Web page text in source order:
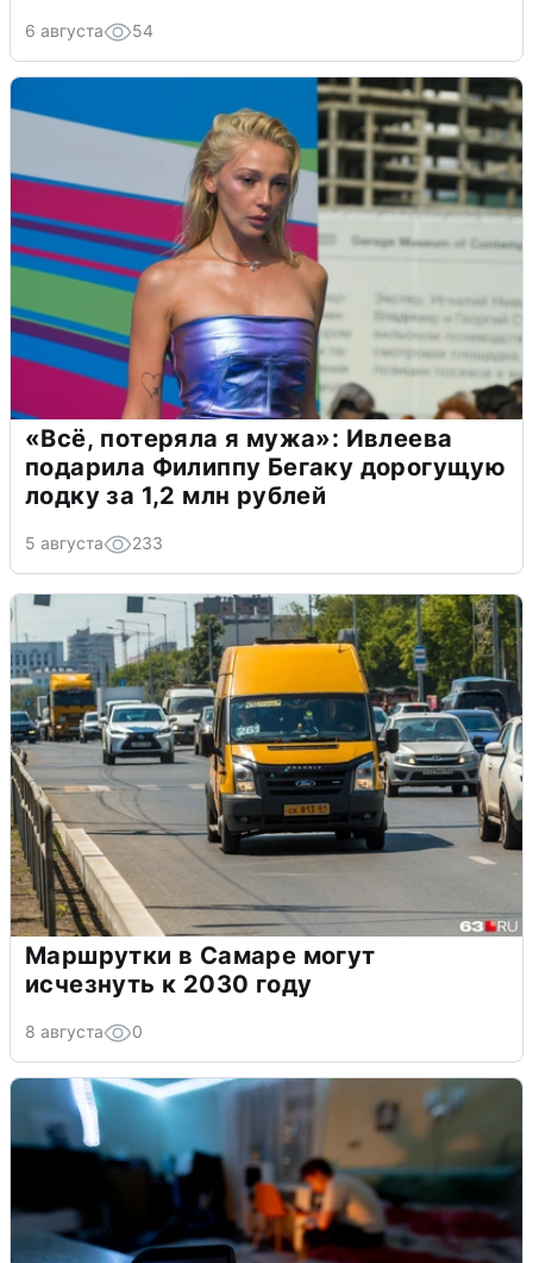
6 августа 54
«Всё, потеряла я мужа»: Ивлеева
подарила Филиппу Бегаку дорогущую
лодку за 1,2 млн рублей
5 августа 233
Маршрутки в Самаре могут
исчезнуть к 2030 году
8 августа 0